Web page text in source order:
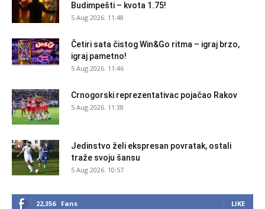
Budimpešti – kvota 1.75!
5 Aug 2026. 11:48
Četiri sata čistog Win&Go ritma – igraj brzo,
igraj pametno!
5 Aug 2026. 11:46
Crnogorski reprezentativac pojačao Rakov
5 Aug 2026. 11:38
Jedinstvo želi ekspresan povratak, ostali
traže svoju šansu
5 Aug 2026. 10:57
22,356 Fans LIKE